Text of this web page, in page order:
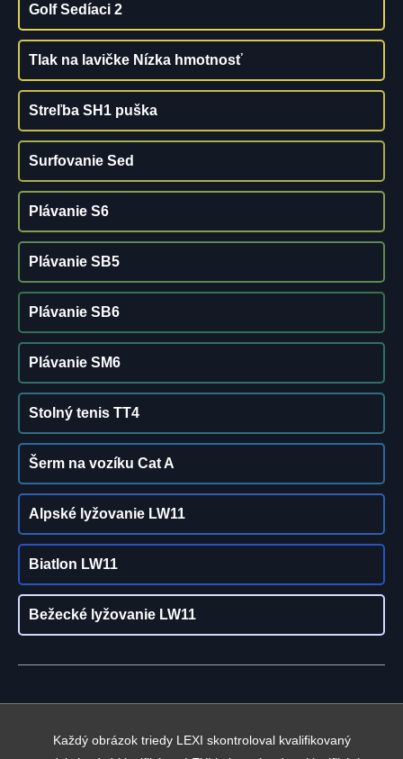
Golf Sedíaci 2
Tlak na lavičke Nízka hmotnosť
Streľba SH1 puška
Surfovanie Sed
Plávanie S6
Plávanie SB5
Plávanie SB6
Plávanie SM6
Stolný tenis TT4
Šerm na vozíku Cat A
Alpské lyžovanie LW11
Biatlon LW11
Bežecké lyžovanie LW11
Každý obrázok triedy LEXI skontroloval kvalifikovaný